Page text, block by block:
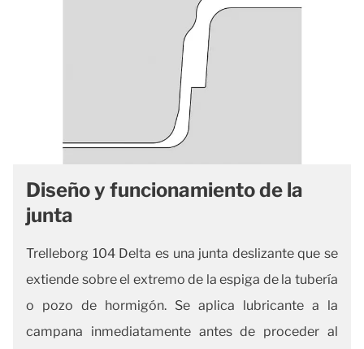
Diseño y funcionamiento de la
junta
Trelleborg 104 Delta es una junta deslizante que se
extiende sobre el extremo de la espiga de la tubería
o pozo de hormigón. Se aplica lubricante a la
campana inmediatamente antes de proceder al